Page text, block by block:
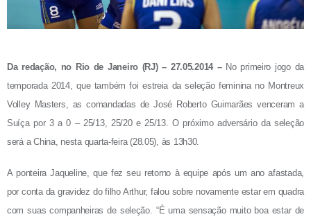
Da redação, no Rio de Janeiro (RJ) – 27.05.2014 – No primeiro jogo da
temporada 2014, que também foi estreia da seleção feminina no Montreux
Volley Masters, as comandadas de José Roberto Guimarães venceram a
Suíça por 3 a 0 – 25/13, 25/20 e 25/13. O próximo adversário da seleção
será a China, nesta quarta-feira (28.05), às 13h30.
A ponteira Jaqueline, que fez seu retorno à equipe após um ano afastada,
por conta da gravidez do filho Arthur, falou sobre novamente estar em quadra
com suas companheiras de seleção. “É uma sensação muito boa estar de